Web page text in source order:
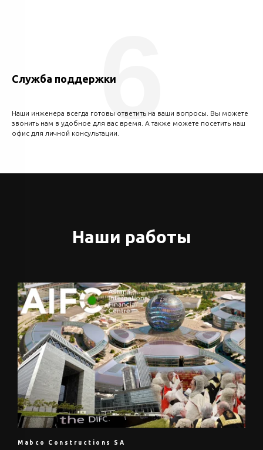
Служба поддержки
Наши инженера всегда готовы ответить на ваши вопросы. Вы можете
звонить нам в удобное для вас время. А также можете посетить наш
офис для личной консультации.6
Наши работы
Mabco Constructions SA